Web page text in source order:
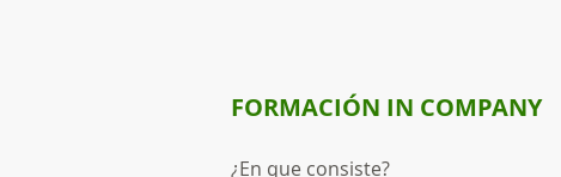
FORMACIÓN IN COMPANY
¿En que consiste?